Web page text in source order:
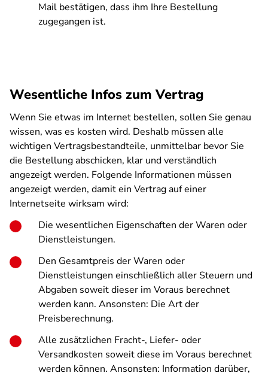
Mail bestätigen, dass ihm Ihre Bestellung
zugegangen ist.
Wesentliche Infos zum Vertrag
Wenn Sie etwas im Internet bestellen, sollen Sie genau
wissen, was es kosten wird. Deshalb müssen alle
wichtigen Vertragsbestandteile, unmittelbar bevor Sie
die Bestellung abschicken, klar und verständlich
angezeigt werden. Folgende Informationen müssen
angezeigt werden, damit ein Vertrag auf einer
Internetseite wirksam wird:
Die wesentlichen Eigenschaften der Waren oder
Dienstleistungen.
Den Gesamtpreis der Waren oder
Dienstleistungen einschließlich aller Steuern und
Abgaben soweit dieser im Voraus berechnet
werden kann. Ansonsten: Die Art der
Preisberechnung.
Alle zusätzlichen Fracht-, Liefer- oder
Versandkosten soweit diese im Voraus berechnet
werden können. Ansonsten: Information darüber,